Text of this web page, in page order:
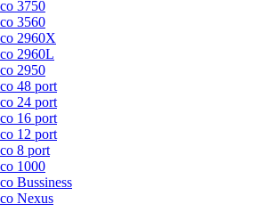
3750
3560
2960X
2960L
2950
48 port
24 port
16 port
12 port
8 port
1000
Bussiness
Nexus